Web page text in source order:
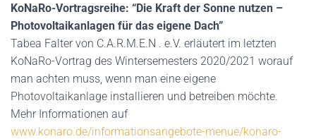
KoNaRo-Vortragsreihe: “Die Kraft der Sonne nutzen –
Photovoltaikanlagen für das eigene Dach”
Tabea Falter von C.A.R.M.E.N . e.V. erläutert im letzten
KoNaRo-Vortrag des Wintersemesters 2020/2021 worauf
man achten muss, wenn man eine eigene
Photovoltaikanlage installieren und betreiben möchte.
Mehr Informationen auf
www.konaro.de/informationsangebote-menue/konaro-